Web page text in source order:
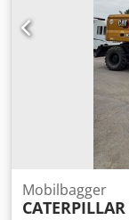
Mobilbagger
CATERPILLAR